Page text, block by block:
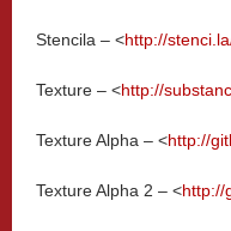
Stencila – <http://
Texture – <http://
Texture Alpha – <http://
Texture Alpha 2 – <http://